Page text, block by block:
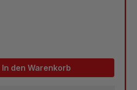
In den Warenkorb